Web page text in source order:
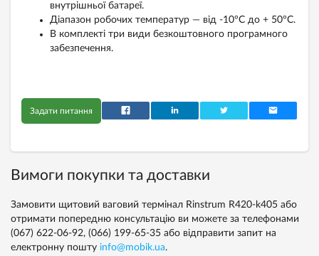
внутрішньої батареї.
Діапазон робочих температур — від -10°C до + 50°C.
В комплекті три види безкоштовного програмного
забезпечення.
Задати питання
Вимоги покупки та доставки
Замовити щитовий ваговий термінал Rinstrum R420-k405 або
отримати попередню консультацію ви можете за телефонами
(067) 622-06-92, (066) 199-65-35 або відправити запит на
електронну пошту info@mobik.ua.